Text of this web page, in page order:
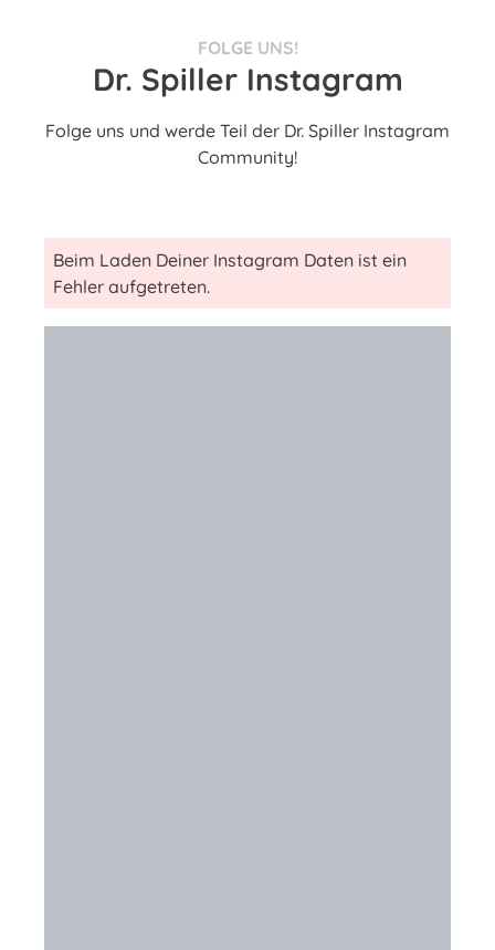
FOLGE UNS!
Dr. Spiller Instagram
Folge uns und werde Teil der Dr. Spiller Instagram
Community!
Beim Laden Deiner Instagram Daten ist ein
Fehler aufgetreten.